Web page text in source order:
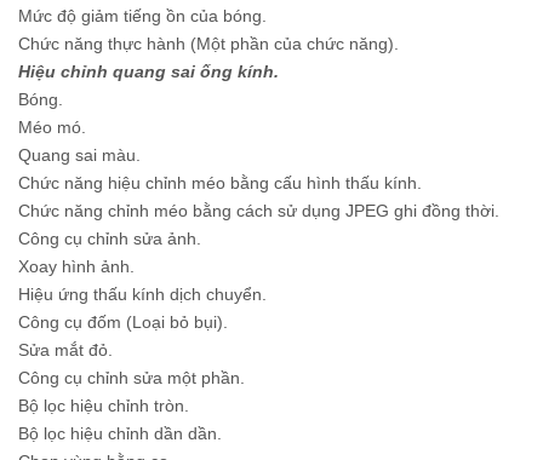
Mức độ giảm tiếng ồn của bóng.
Chức năng thực hành (Một phần của chức năng).
Hiệu chỉnh quang sai ống kính.
Bóng.
Méo mó.
Quang sai màu.
Chức năng hiệu chỉnh méo bằng cấu hình thấu kính.
Chức năng chỉnh méo bằng cách sử dụng JPEG ghi đồng thời.
Công cụ chỉnh sửa ảnh.
Xoay hình ảnh.
Hiệu ứng thấu kính dịch chuyển.
Công cụ đốm (Loại bỏ bụi).
Sửa mắt đỏ.
Công cụ chỉnh sửa một phần.
Bộ lọc hiệu chỉnh tròn.
Bộ lọc hiệu chỉnh dần dần.